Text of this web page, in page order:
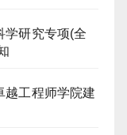
学研究专项(全
越工程师学院建